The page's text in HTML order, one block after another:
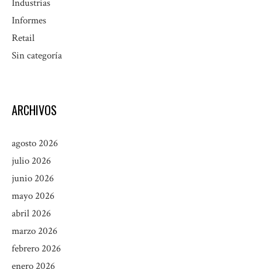
Industrias
Informes
Retail
Sin categoría
ARCHIVOS
agosto 2026
julio 2026
junio 2026
mayo 2026
abril 2026
marzo 2026
febrero 2026
enero 2026